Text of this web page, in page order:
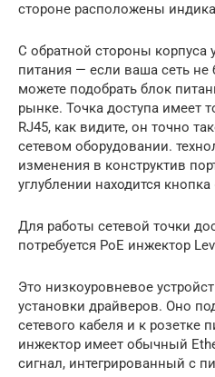
стороне расположены
С обратной стороны корпуса
питания — если ваша сеть не
можете подобрать блок
рынке. Точка доступа имеет
RJ45, как видите, он точно
сетевом оборудовании.
изменения в конструктив
углублении находится кнопка
Для работы сетевой точки
потребуется PoE инжектор
Это низкоуровневое
установки драйверов. Оно
сетевого кабеля и к розетке
инжектор имеет обычный
сигнал, интегрированный с